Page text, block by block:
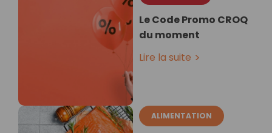
Le Code Promo CROQ
du moment
Lire la suite
ALIMENTATION